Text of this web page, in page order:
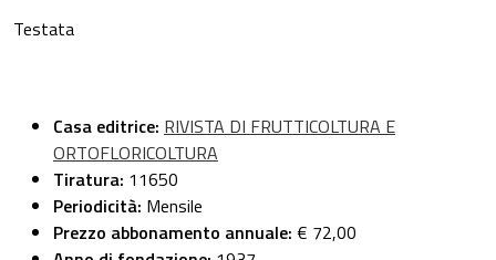
Testata
Casa editrice: RIVISTA DI FRUTTICOLTURA E
ORTOFLORICOLTURA
Tiratura: 11650
Periodicità: Mensile
Prezzo abbonamento annuale: € 72,00